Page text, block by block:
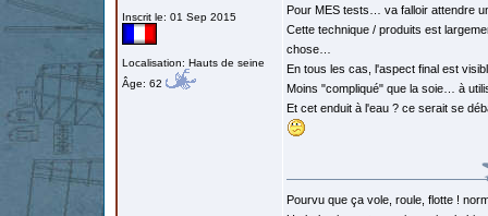
Inscrit le: 01 Sep 2015
Localisation: Hauts de seine
Âge: 62
Pour MES tests… va falloir attendre
Cette technique / produits est
chose…
En tous les cas, l'aspect final est
Moins "compliqué" que la soie… à
Et cet enduit à l'eau ? ce serait se
Pourvu que ça vole, roule, flotte !